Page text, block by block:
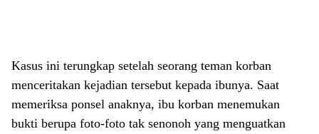
Kasus ini terungkap setelah seorang teman korban
menceritakan kejadian tersebut kepada ibunya. Saat
memeriksa ponsel anaknya, ibu korban menemukan
bukti berupa foto-foto tak senonoh yang menguatkan